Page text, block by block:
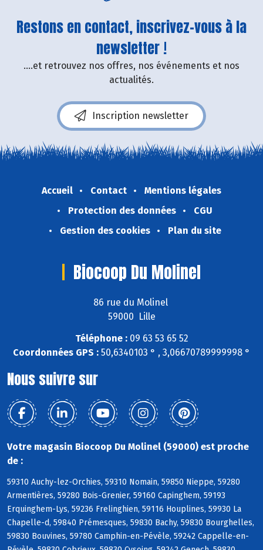
Restons en contact, inscrivez-vous à la
newsletter !
....et retrouvez nos offres, nos événements et nos
actualités.
Inscription newsletter
Accueil Contact
Mentions légales
Protection des données
CGU
Gestion des cookies
Plan du site
Biocoop Du Molinel
86 rue du Molinel
59000 Lille
Téléphone :09 63 53 65 52
Coordonnées GPS : 50,6340103 ° , 3,06670789999998 °
Nous suivre sur
Votre magasin Biocoop Du Molinel (59000) est proche
de :
59310 Auchy-lez-Orchies, 59310 Nomain, 59850 Nieppe, 59280
Armentières, 59280 Bois-Grenier, 59160 Capinghem, 59193
Erquinghem-Lys, 59236 Frelinghien, 59116 Houplines, 59930 La
Chapelle-d, 59840 Prémesques, 59830 Bachy, 59830 Bourghelles,
59830 Bouvines, 59780 Camphin-en-Pévèle, 59242 Cappelle-en-